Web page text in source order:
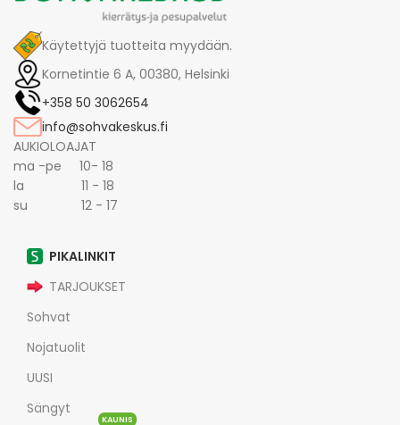
Käytettyjä tuotteita myydään.
Kornetintie 6 A, 00380, Helsinki
+358 50 3062654
info@sohvakeskus.fi
AUKIOLOAJAT
ma -pe 10- 18
la 11 - 18
su 12 - 17
PIKALINKIT
TARJOUKSET
Sohvat
Nojatuolit
UUSI
Sängyt
KAUNIS